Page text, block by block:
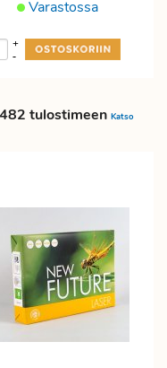
Varastossa
-
+
tulostimeen Katso